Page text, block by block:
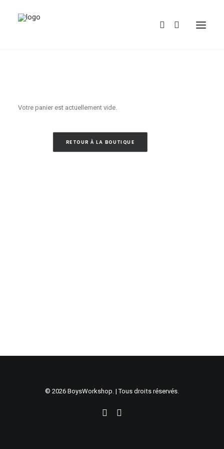
REDBUBBLE
Votre panier est actuellement vide.
RETOUR À LA BOUTIQUE
© 2026 BoysWorkshop. | Tous droits réservés.